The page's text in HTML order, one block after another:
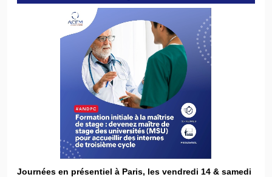
Journées en présentiel à Paris, les vendredi 14 & samedi